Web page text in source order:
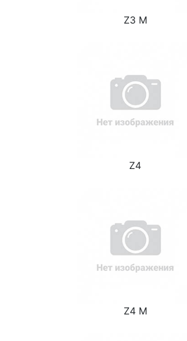
Z3 M
Z4
Z4 M